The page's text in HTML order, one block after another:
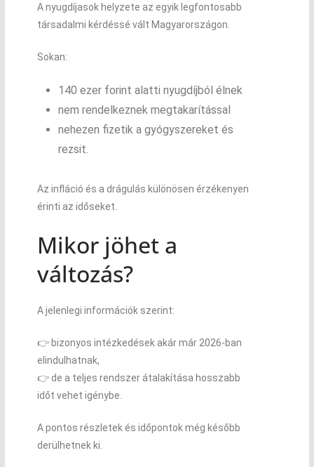
A nyugdíjasok helyzete az egyik legfontosabb
társadalmi kérdéssé vált Magyarországon.
Sokan:
140 ezer forint alatti nyugdíjból élnek
nem rendelkeznek megtakarítással
nehezen fizetik a gyógyszereket és
rezsit.
Az infláció és a drágulás különösen érzékenyen
érinti az időseket.
Mikor jöhet a
változás?
A jelenlegi információk szerint:
👉 bizonyos intézkedések akár már 2026-ban
elindulhatnak,
👉 de a teljes rendszer átalakítása hosszabb
időt vehet igénybe.
A pontos részletek és időpontok még később
derülhetnek ki.